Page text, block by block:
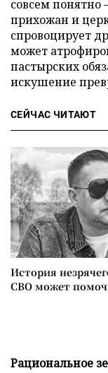
совсем понятно
прихожан и
спровоцирует
может
пастырских
искушение
СЕЙЧАС ЧИТАЮТ
История
СВО может
Рациональное